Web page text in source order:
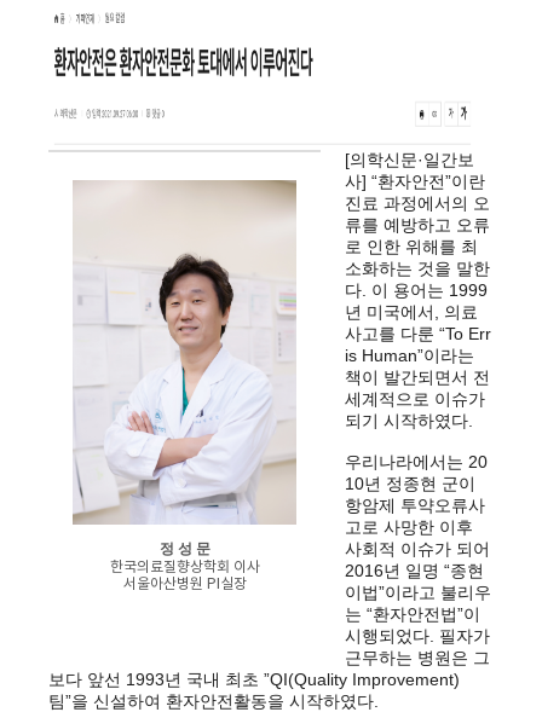
정 성 문
한국의료질향상학회 이사
서울아산병원 PI실장
[의학신문·일간보
사] “환자안전”이란
진료 과정에서의 오
류를 예방하고 오류
로 인한 위해를 최
소화하는 것을 말한
다. 이 용어는 1999
년 미국에서, 의료
사고를 다룬 “To Err
is Human”이라는
책이 발간되면서 전
세계적으로 이슈가
되기 시작하였다.
우리나라에서는 20
10년 정종현 군이
항암제 투약오류사
고로 사망한 이후
사회적 이슈가 되어
2016년 일명 “종현
이법”이라고 불리우
는 “환자안전법”이
시행되었다. 필자가
근무하는 병원은 그
보다 앞선 1993년 국내 최초 ”QI(Quality Improvement)
팀”을 신설하여 환자안전활동을 시작하였다.